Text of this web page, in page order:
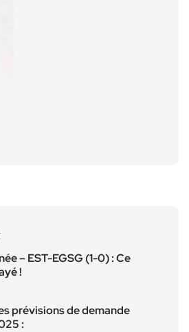
– EST-EGSG (1-0) : Ce
!
prévisions de demande
: